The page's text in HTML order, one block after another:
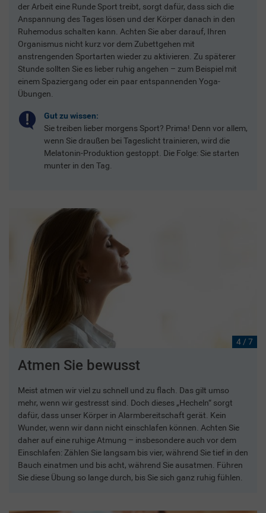
der Arbeit eine Runde Sport treibt, sorgt dafür, dass sich die
Anspannung des Tages lösen und der Körper danach in den
Ruhemodus schalten kann. Achten Sie aber darauf, Ihren
Organismus nicht kurz vor dem Zubettgehen mit
anstrengenden Sportarten wieder zu aktivieren. Zu späterer
Stunde sollten Sie es lieber ruhig angehen – zum Beispiel mit
einem Spaziergang oder ein paar entspannenden Yoga-
Übungen.
Gut zu wissen:
Sie treiben lieber morgens Sport? Prima! Denn vor allem,
wenn Sie draußen bei Tageslicht trainieren, wird die
Melatonin-Produktion gestoppt. Die Folge: Sie starten
munter in den Tag.
4 / 7
Atmen Sie bewusst
Meist atmen wir viel zu schnell und zu flach. Das gilt umso
mehr, wenn wir gestresst sind. Doch dieses „Hecheln“ sorgt
dafür, dass unser Körper in Alarmbereitschaft gerät. Kein
Wunder, wenn wir dann nicht einschlafen können. Achten Sie
daher auf eine ruhige Atmung – insbesondere auch vor dem
Einschlafen: Zählen Sie langsam bis vier, während Sie tief in den
Bauch einatmen und bis acht, während Sie ausatmen. Führen
Sie diese Übung so lange durch, bis Sie sich ganz ruhig fühlen.